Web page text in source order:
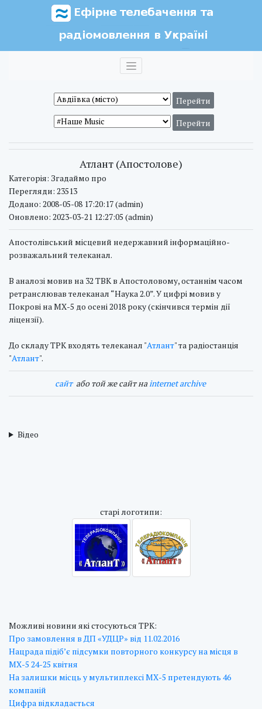
Атлант (Апостолове)
Категорія: Згадаймо про
Перегляди: 23513
Додано: 2008-05-08 17:20:17 (admin)
Оновлено: 2023-03-21 12:27:05 (admin)
Апостолівський місцевий недержавний інформаційно-
розважальний телеканал.
В аналозі мовив на 32 ТВК в Апостоловому, останнім часом
ретранслював телеканал “Наука 2.0”. У цифрі мовив у
Покрові на МХ-5 до осені 2018 року (скінчився термін дії
ліцензії).
До складу ТРК входять телеканал "Атлант" та радіостанція
"Атлант".
cайтабо той же сайт наinternet archive
Відео
cтарі логотипи:
Можливі новини які стосуються ТРК:
Про замовлення в ДП «УДЦР» від 11.02.2016
Нацрада підіб’є підсумки повторного конкурсу на місця в
МХ-5 24-25 квітня
На залишки місць у мультиплексі МХ-5 претендують 46
компаній
Цифра відкладається